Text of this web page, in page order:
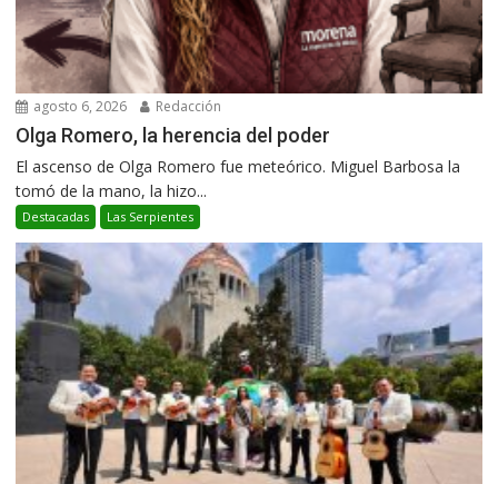
agosto 6, 2026 Redacción
Olga Romero, la herencia del poder
El ascenso de Olga Romero fue meteórico. Miguel Barbosa la
tomó de la mano, la hizo...
Destacadas Las Serpientes